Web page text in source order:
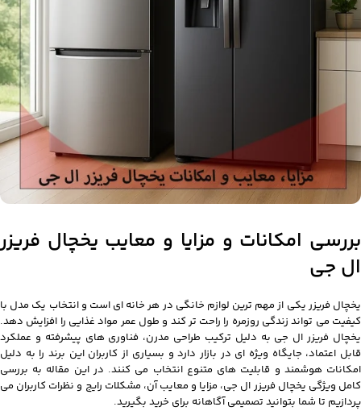
بررسی امکانات و مزایا و معایب یخچال فریزر
ال جی
یخچال فریزر یکی از مهم ترین لوازم خانگی در هر خانه ای است و انتخاب یک مدل با
کیفیت می تواند زندگی روزمره را راحت تر کند و طول عمر مواد غذایی را افزایش دهد.
یخچال فریزر ال جی به دلیل ترکیب طراحی مدرن، فناوری های پیشرفته و عملکرد
قابل اعتماد، جایگاه ویژه ای در بازار دارد و بسیاری از کاربران این برند را به دلیل
امکانات هوشمند و قابلیت های متنوع انتخاب می کنند. در این مقاله به بررسی
کامل ویژگی یخچال فریزر ال جی، مزایا و معایب آن، مشکلات رایج و نظرات کاربران می
پردازیم تا شما بتوانید تصمیمی آگاهانه برای خرید بگیرید.